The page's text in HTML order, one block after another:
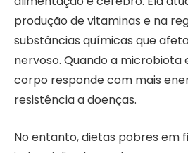
produção de vitaminas e na
substâncias químicas que
nervoso. Quando a microbiota
corpo responde com mais
resistência a doenças.
No entanto, dietas pobres em